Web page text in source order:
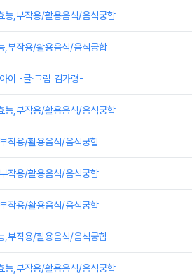
능,부작용/활용음식/음식궁합
,부작용/활용음식/음식궁합
이 -글·그림 김가령-
능,부작용/활용음식/음식궁합
작용/활용음식/음식궁합
작용/활용음식/음식궁합
작용/활용음식/음식궁합
,부작용/활용음식/음식궁합
능,부작용/활용음식/음식궁합